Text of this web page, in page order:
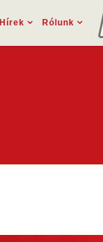
Hírek Rólunk